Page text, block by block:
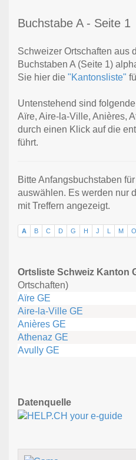
Buchstabe A - Seite 1
Schweizer Ortschaften aus
Buchstaben A (Seite 1)
Sie hier die "Kantonsliste"
Untenstehend sind
Aïre, Aire-la-Ville, Anières,
durch einen Klick auf die
führt.
Bitte Anfangsbuchstaben
auswählen. Es werden nur
mit Treffern angezeigt.
A B C D G H J M O
Ortsliste Schweiz Kanton
Ortschaften)
Aïre GE
Aire-la-Ville GE
Anières GE
Athenaz GE
Avully GE
Datenquelle